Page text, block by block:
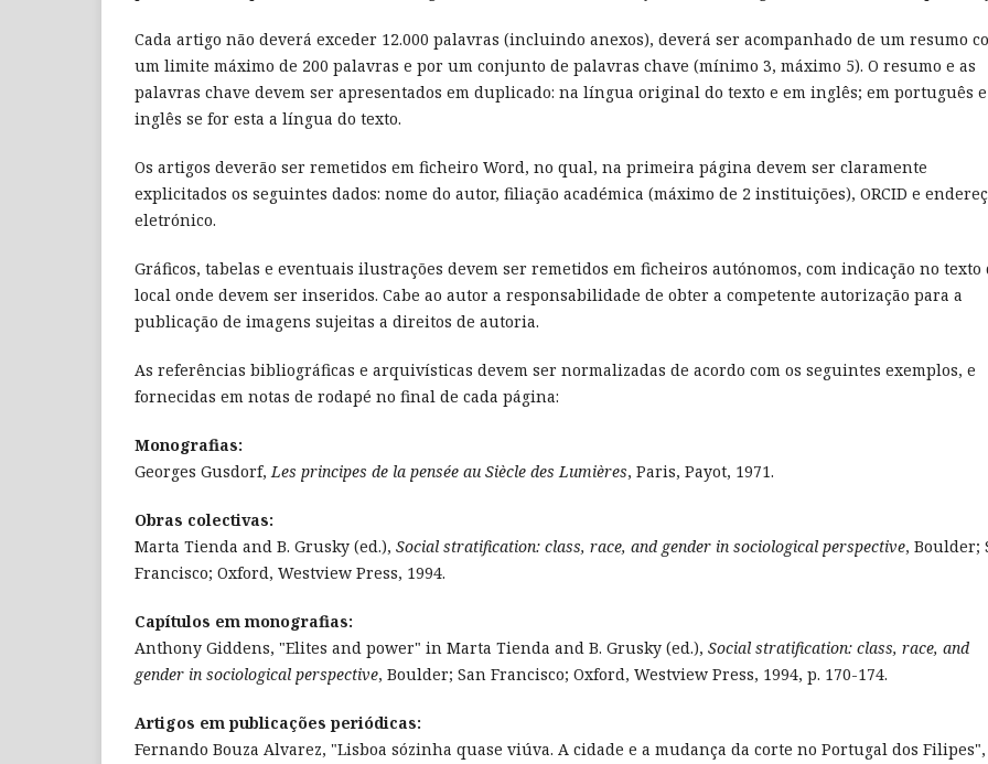
Cada artigo não deverá exceder 12.000 palavras (incluindo anexos), deverá ser acompanhado de um resumo
um limite máximo de 200 palavras e por um conjunto de palavras chave (mínimo 3, máximo 5). O resumo e as
palavras chave devem ser apresentados em duplicado: na língua original do texto e em inglês; em português e
inglês se for esta a língua do texto.
Os artigos deverão ser remetidos em ficheiro Word, no qual, na primeira página devem ser claramente
explicitados os seguintes dados: nome do autor, filiação académica (máximo de 2 instituições), ORCID e
eletrónico.
Gráficos, tabelas e eventuais ilustrações devem ser remetidos em ficheiros autónomos, com indicação no texto
local onde devem ser inseridos. Cabe ao autor a responsabilidade de obter a competente autorização para a
publicação de imagens sujeitas a direitos de autoria.
As referências bibliográficas e arquivísticas devem ser normalizadas de acordo com os seguintes exemplos, e
fornecidas em notas de rodapé no final de cada página:
Monografias:
Georges Gusdorf,Les principes de la pensée au Siècle des Lumières, Paris, Payot, 1971.
Obras colectivas:
Marta Tienda and B. Grusky (ed.), Social stratification: class, race, and gender in sociological perspective, Boulder;
Francisco; Oxford, Westview Press, 1994.
Capítulos em monografias:
Anthony Giddens, "Elites and power" in Marta Tienda and B. Grusky (ed.), Social stratification: class, race, and
gender in sociological perspective, Boulder; San Francisco; Oxford, Westview Press, 1994, p. 170-174.
Artigos em publicações periódicas:
Fernando Bouza Alvarez, "Lisboa sózinha quase viúva. A cidade e a mudança da corte no Portugal dos Filipes",